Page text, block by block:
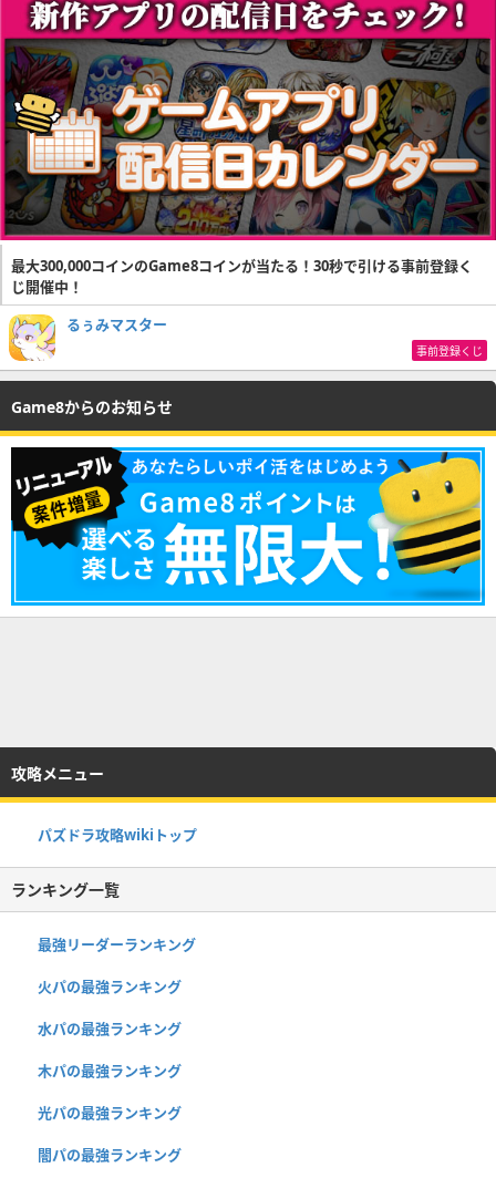
最大300,000コインのGame8コインが当たる！30秒で引ける事前登録く
じ開催中！
るぅみマスター
事前登録くじ
Game8からのお知らせ
攻略メニュー
パズドラ攻略wikiトップ
ランキング一覧
最強リーダーランキング
火パの最強ランキング
水パの最強ランキング
木パの最強ランキング
光パの最強ランキング
闇パの最強ランキング